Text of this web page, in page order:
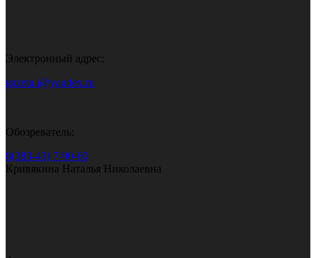
Электронный адрес:
gazeta.i@yandex.ru
Обозреватель:
8(383-43) 7-90-60
Кривякина Наталья Николаевна